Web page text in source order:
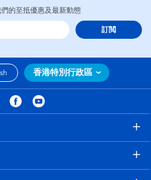
的至抵優惠及最新動態
訂閲
香港特別行政區